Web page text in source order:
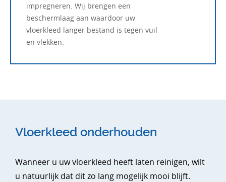
impregneren. Wij brengen een
beschermlaag aan waardoor uw
vloerkleed langer bestand is tegen vuil
en vlekken.
Vloerkleed onderhouden
Wanneer u uw vloerkleed heeft laten reinigen, wilt
u natuurlijk dat dit zo lang mogelijk mooi blijft.